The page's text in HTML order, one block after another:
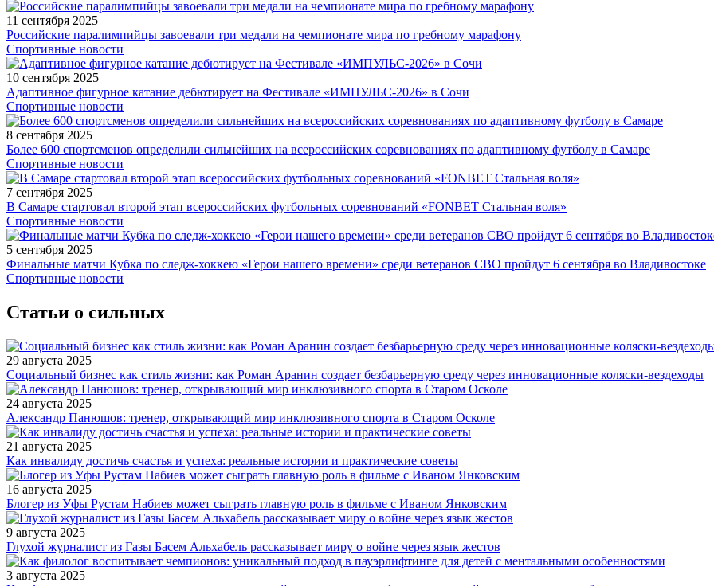
11 сентября 2025
Российские паралимпийцы завоевали три медали на чемпионате мира по гребному марафону
Спортивные новости
10 сентября 2025
Адаптивное фигурное катание дебютирует на Фестивале «ИМПУЛЬС-2026» в Сочи
Спортивные новости
8 сентября 2025
Более 600 спортсменов определили сильнейших на всероссийских соревнованиях по адаптивному футболу в Самаре
Спортивные новости
7 сентября 2025
В Самаре стартовал второй этап всероссийских футбольных соревнований «FONBET Стальная воля»
Спортивные новости
5 сентября 2025
Финальные матчи Кубка по следж-хоккею «Герои нашего времени» среди ветеранов СВО пройдут 6 сентября во Владивостоке
Спортивные новости
Статьи о сильных
29 августа 2025
Социальный бизнес как стиль жизни: как Роман Аранин создает безбарьерную среду через инновационные коляски-вездеходы
24 августа 2025
Александр Панюшов: тренер, открывающий мир инклюзивного спорта в Старом Осколе
21 августа 2025
Как инвалиду достичь счастья и успеха: реальные истории и практические советы
16 августа 2025
Блогер из Уфы Рустам Набиев может сыграть главную роль в фильме с Иваном Янковским
9 августа 2025
Глухой журналист из Газы Басем Альхабель рассказывает миру о войне через язык жестов
3 августа 2025